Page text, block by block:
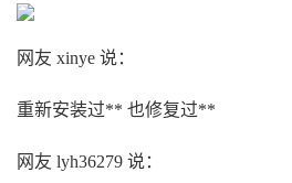
网友 xinye 说：
重新安装过** 也修复过**
网友 lyh36279 说：